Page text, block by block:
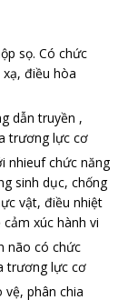
sọ. Có chức
điều hòa
dẫn truyền ,
trương lực cơ
nhieuf chức năng
sinh dục, chống
vật, điều nhiệt
xúc hành vi
não có chức
trương lực cơ
vệ, phân chia